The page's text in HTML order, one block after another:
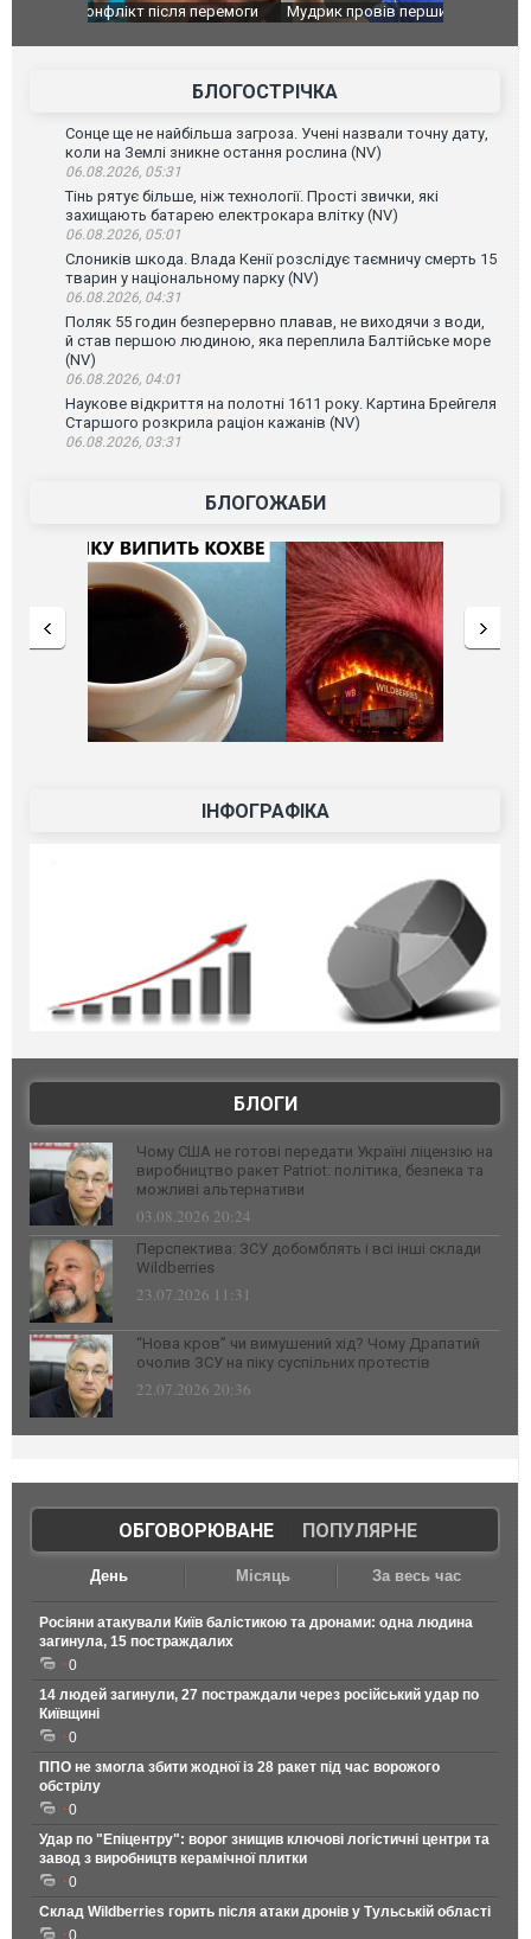
Мудрик провів перший матч за "Челсі" після
під час
Франції
БЛОГОСТРІЧКА
Сонце ще не найбільша загроза. Учені назвали точну дату,
коли на Землі зникне остання рослина (NV)
06.08.2026, 05:31
Тінь рятує більше, ніж технології. Прості звички, які
захищають батарею електрокара влітку (NV)
06.08.2026, 05:01
Слоників шкода. Влада Кенії розслідує таємничу смерть 15
тварин у національному парку (NV)
06.08.2026, 04:31
Поляк 55 годин безперервно плавав, не виходячи з води,
й став першою людиною, яка переплила Балтійське море
(NV)
06.08.2026, 04:01
Наукове відкриття на полотні 1611 року. Картина Брейгеля
Старшого розкрила раціон кажанів (NV)
06.08.2026, 03:31
БЛОГОЖАБИ
ІНФОГРАФІКА
БЛОГИ
Чому США не готові передати Україні ліцензію на
виробництво ракет Patriot: політика, безпека та
можливі альтернативи
03.08.2026 20:24
Перспектива: ЗСУ добомблять і всі інші склади
Wildberries
23.07.2026 11:31
“Нова кров” чи вимушений хід? Чому Драпатий
очолив ЗСУ на піку суспільних протестів
22.07.2026 20:36
ОБГОВОРЮВАНЕ| ПОПУЛЯРНЕ
День Місяць За весь час
Росіяни атакували Київ балістикою та дронами: одна людина
загинула, 15 постраждалих
0
14 людей загинули, 27 постраждали через російський удар по
Київщині
0
ППО не змогла збити жодної із 28 ракет під час ворожого
обстрілу
0
Удар по "Епіцентру": ворог знищив ключові логістичні центри та
завод з виробництв керамічної плитки
0
Склад Wildberries горить після атаки дронів у Тульській області